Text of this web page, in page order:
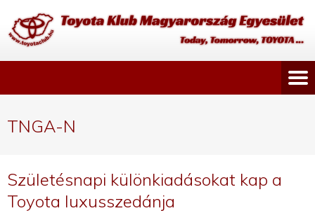
TNGA-N
Születésnapi különkiadásokat kap a
Toyota luxusszedánja